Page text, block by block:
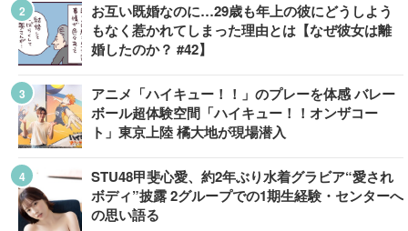
お互い既婚なのに…29歳も年上の彼にどうしよう
もなく惹かれてしまった理由とは【なぜ彼女は離
婚したのか？ #42】
アニメ「ハイキュー！！」のプレーを体感 バレー
ボール超体験空間「ハイキュー！！オンザコー
ト」東京上陸 橘大地が現場潜入
STU48甲斐心愛、約2年ぶり水着グラビア“愛され
ボディ”披露 2グループでの1期生経験・センターへ
の思い語る